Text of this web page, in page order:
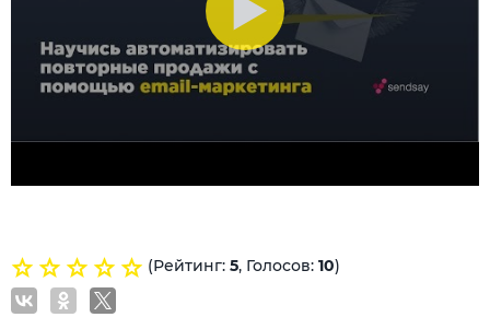
(Рейтинг: 5, Голосов: 10)